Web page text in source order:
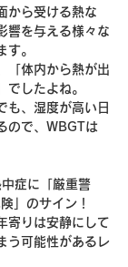
から受ける熱な
響を与える様々な
す。
「体内から熱が出
でしたよね。
も、湿度が高い日
ので、WBGTは
症に「厳重警
」のサイン！
寄りは安静にして
う可能性があるレ